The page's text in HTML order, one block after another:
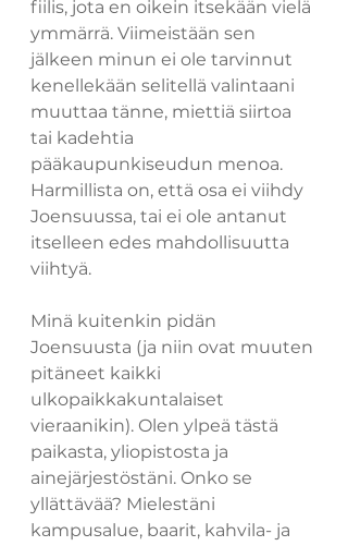
fiilis, jota en oikein itsekään vielä
ymmärrä. Viimeistään sen
jälkeen minun ei ole tarvinnut
kenellekään selitellä valintaani
muuttaa tänne, miettiä siirtoa
tai kadehtia
pääkaupunkiseudun menoa.
Harmillista on, että osa ei viihdy
Joensuussa, tai ei ole antanut
itselleen edes mahdollisuutta
viihtyä.
Minä kuitenkin pidän
Joensuusta (ja niin ovat muuten
pitäneet kaikki
ulkopaikkakuntalaiset
vieraanikin). Olen ylpeä tästä
paikasta, yliopistosta ja
ainejärjestöstäni. Onko se
yllättävää? Mielestäni
kampusalue, baarit, kahvila- ja